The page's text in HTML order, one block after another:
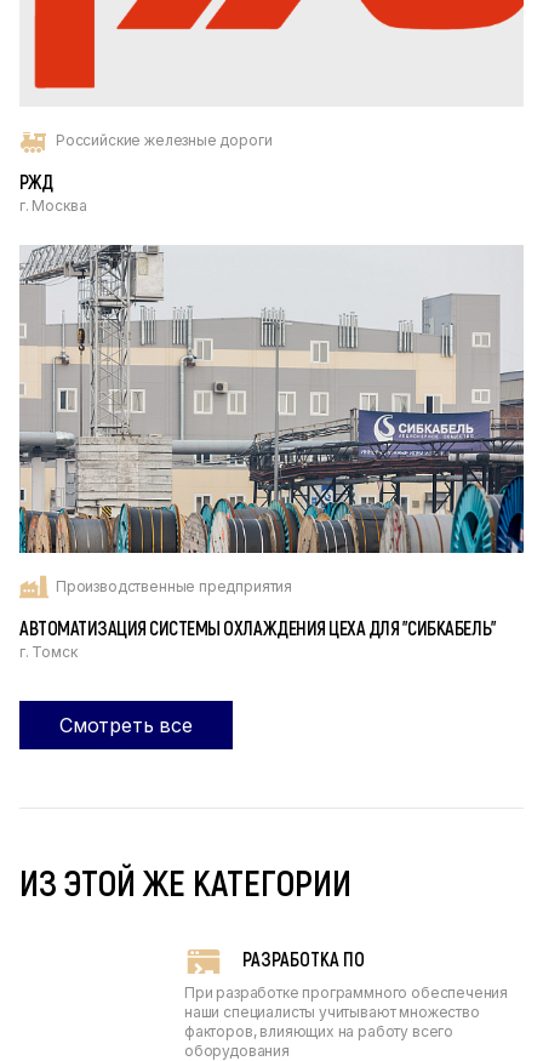
Российские железные дороги
РЖД
г. Москва
Производственные предприятия
АВТОМАТИЗАЦИЯ СИСТЕМЫ ОХЛАЖДЕНИЯ ЦЕХА ДЛЯ "СИБКАБЕЛЬ"
г. Томск
Смотреть все
ИЗ ЭТОЙ ЖЕ КАТЕГОРИИ
РАЗРАБОТКА ПО
При разработке программного обеспечения
наши специалисты учитывают множество
факторов, влияющих на работу всего
оборудования